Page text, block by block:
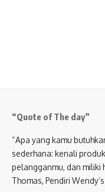
“Quote of The day”
“Apa yang kamu
sederhana: kenali
pelangganmu, dan miliki
Thomas, Pendiri Wendy’s